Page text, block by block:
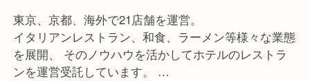
東京、京都、海外で21店舗を運営。
イタリアンレストラン、和食、ラーメン等様々な業態
を展開、 そのノウハウを活かしてホテルのレストラ
ンを運営受託しています。